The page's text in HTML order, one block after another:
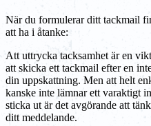
När du formulerar ditt tackmail
att ha i åtanke:
Att uttrycka tacksamhet är en
att skicka ett tackmail efter en
din uppskattning. Men att helt
kanske inte lämnar ett varaktigt
sticka ut är det avgörande att
ditt meddelande.